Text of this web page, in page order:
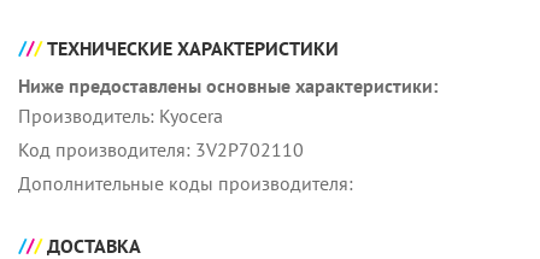
ТЕХНИЧЕСКИЕ ХАРАКТЕРИСТИКИ
Ниже предоставлены основные характеристики:
Производитель: Kyocera
Код производителя: 3V2P702110
Дополнительные коды производителя:
ДОСТАВКА